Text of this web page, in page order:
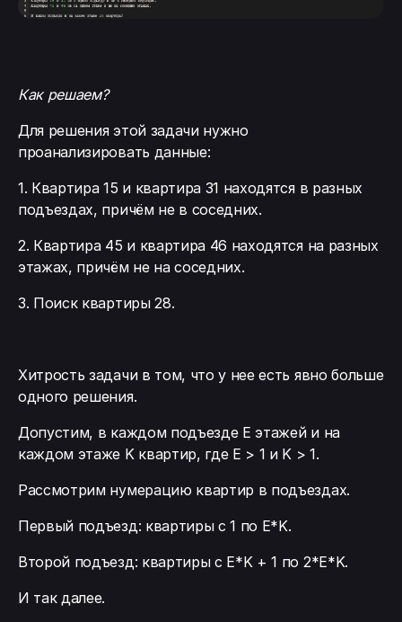
Как решаем?
Для решения этой задачи нужно
проанализировать данные:
1. Квартира 15 и квартира 31 находятся в разных
подъездах, причём не в соседних.
2. Квартира 45 и квартира 46 находятся на разных
этажах, причём не на соседних.
3. Поиск квартиры 28.
Хитрость задачи в том, что у нее есть явно больше
одного решения.
Допустим, в каждом подъезде E этажей и на
каждом этаже K квартир, где E > 1 и K > 1.
Рассмотрим нумерацию квартир в подъездах.
Первый подъезд: квартиры с 1 по E*K.
Второй подъезд: квартиры с E*K + 1 по 2*E*K.
И так далее.